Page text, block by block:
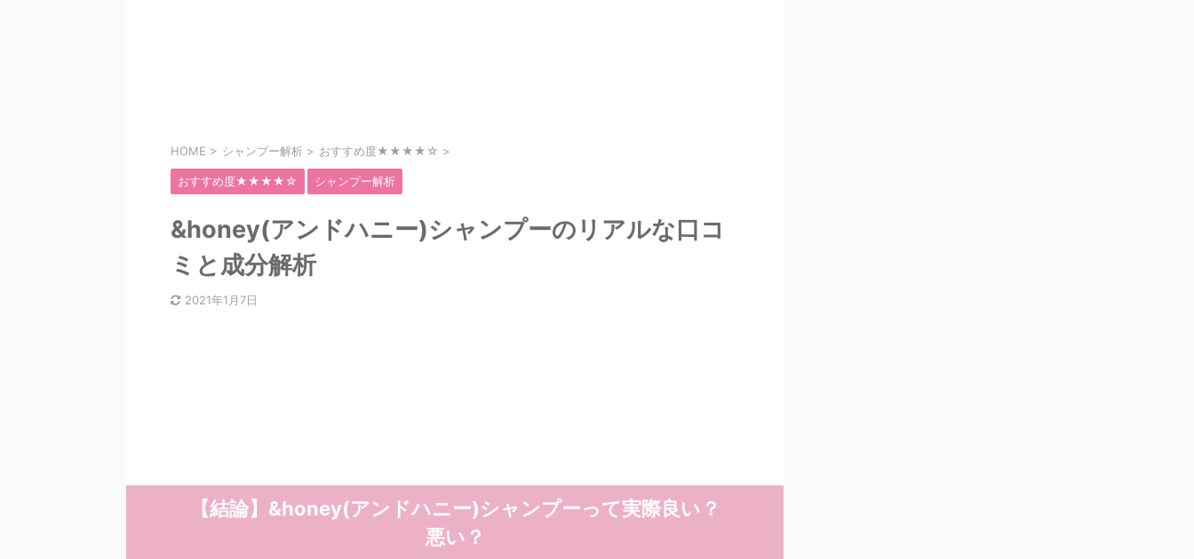
HOME > シャンプー解析 > おすすめ度★★★★☆ >
おすすめ度★★★★☆ シャンプー解析
&honey(アンドハニー)シャンプーのリアルな口コ
ミと成分解析
2021年1月7日
【結論】&honey(アンドハニー)シャンプーって実際良い？
悪い？